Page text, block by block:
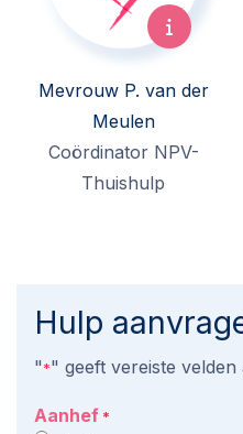
Mevrouw P. van der
Meulen
Coördinator NPV-
Thuishulp
Hulp
"*" geeft vereiste velden
Aanhef *